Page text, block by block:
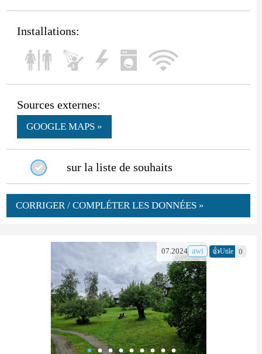
Installations:
Sources externes:
GOOGLE MAPS »
sur la liste de souhaits
CORRIGER / COMPLÉTER LES DONNÉES »
07.2024 awi 👍Utile 0